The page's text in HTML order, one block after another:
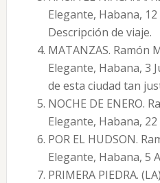
Elegante, Habana,
Descripción de viaje.
MATANZAS. Ramón
Elegante, Habana, 3
de esta ciudad tan
NOCHE DE ENERO.
Elegante, Habana,
POR EL HUDSON.
Elegante, Habana, 5
PRIMERA PIEDRA.